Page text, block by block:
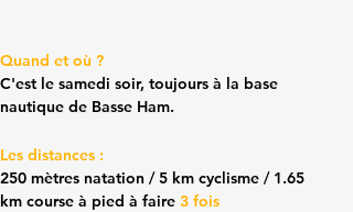
Quand et où ?
C'est le samedi soir, toujours à la base
nautique de Basse Ham.
Les distances :
250 mètres natation / 5 km cyclisme / 1.65
km course à pied à faire 3 fois